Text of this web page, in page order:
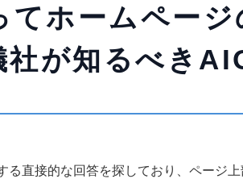
ホームページ
社が知るべき
る直接的な回答を探しており、ページ